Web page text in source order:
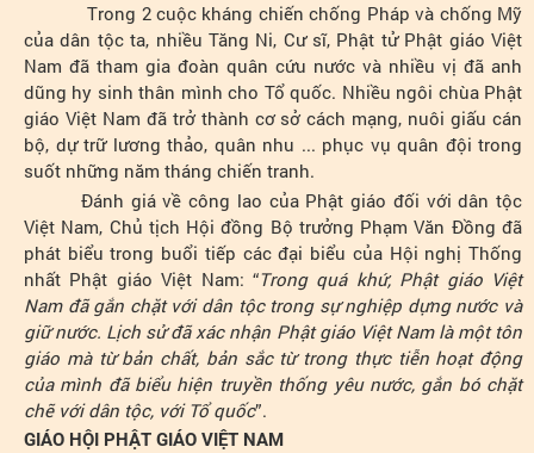
Trong 2 cuộc kháng chiến chống Pháp và chống Mỹ
của dân tộc ta, nhiều Tăng Ni, Cư sĩ, Phật tử Phật giáo Việt
Nam đã tham gia đoàn quân cứu nước và nhiều vị đã anh
dũng hy sinh thân mình cho Tổ quốc. Nhiều ngôi chùa Phật
giáo Việt Nam đã trở thành cơ sở cách mạng, nuôi giấu cán
bộ, dự trữ lương thảo, quân nhu ... phục vụ quân đội trong
suốt những năm tháng chiến tranh.
Đánh giá về công lao của Phật giáo đối với dân tộc
Việt Nam, Chủ tịch Hội đồng Bộ trưởng Phạm Văn Đồng đã
phát biểu trong buổi tiếp các đại biểu của Hội nghị Thống
nhất Phật giáo Việt Nam: “Trong quá khứ, Phật giáo Việt
Nam đã gắn chặt với dân tộc trong sự nghiệp dựng nước và
giữ nước. Lịch sử đã xác nhận Phật giáo Việt Nam là một tôn
giáo mà từ bản chất, bản sắc từ trong thực tiễn hoạt động
của mình đã biểu hiện truyền thống yêu nước, gắn bó chặt
chẽ với dân tộc, với Tổ quốc”.
GIÁO HỘI PHẬT GIÁO VIỆT NAM